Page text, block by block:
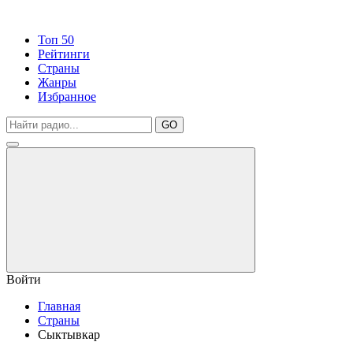
Топ 50
Рейтинги
Страны
Жанры
Избранное
GO
Войти
Главная
Страны
Сыктывкар